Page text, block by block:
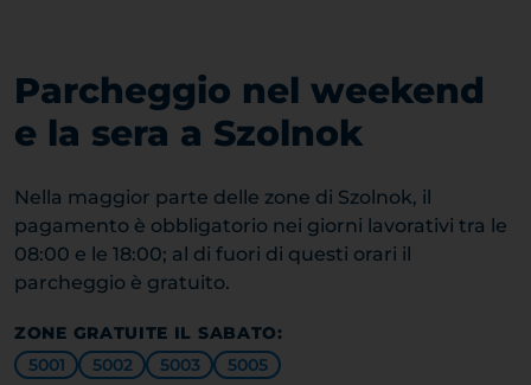
Parcheggio nel weekend
e la sera a Szolnok
Nella maggior parte delle zone di Szolnok, il
pagamento è obbligatorio nei giorni lavorativi tra le
08:00 e le 18:00; al di fuori di questi orari il
parcheggio è gratuito.
ZONE GRATUITE IL SABATO:
5001
5002 5003 5005